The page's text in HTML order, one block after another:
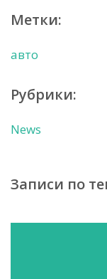
Метки:
авто
Рубрики:
News
Записи по